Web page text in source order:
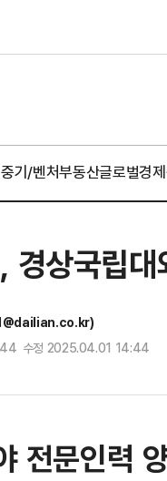
중기/벤처부동산글로벌경제
경상국립
수정 2025.04.01 14:44
전문인력